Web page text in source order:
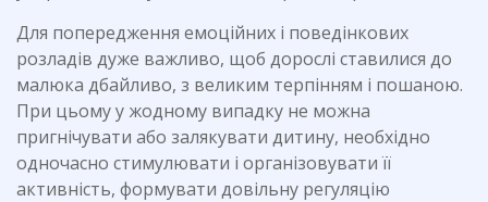
Для попередження емоційних і поведінкових
розладів дуже важливо, щоб дорослі ставилися до
малюка дбайливо, з великим терпінням і пошаною.
При цьому у жодному випадку не можна
пригнічувати або залякувати дитину, необхідно
одночасно стимулювати і організовувати її
активність, формувати довільну регуляцію